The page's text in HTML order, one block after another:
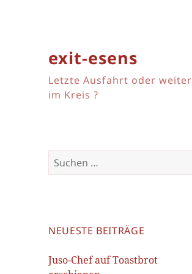
exit-esens
Letzte Ausfahrt oder weiter
im Kreis ?
Suchen
nach:
NEUESTE BEITRÄGE
Juso-Chef auf Toastbrot